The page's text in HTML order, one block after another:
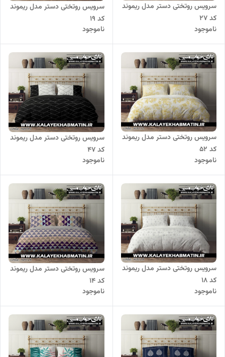
سرویس روتختی دستر مدل ریموند
کد 27
ناموجود
سرویس روتختی دستر مدل ریموند
کد 19
ناموجود
سرویس روتختی دستر مدل ریموند
کد 52
ناموجود
سرویس روتختی دستر مدل ریموند
کد 47
ناموجود
سرویس روتختی دستر مدل ریموند
کد 18
ناموجود
سرویس روتختی دستر مدل ریموند
کد 14
ناموجود